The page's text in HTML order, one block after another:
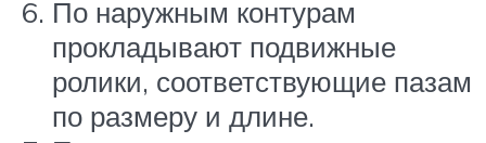
По наружным контурам
прокладывают подвижные
ролики, соответствующие пазам
по размеру и длине.